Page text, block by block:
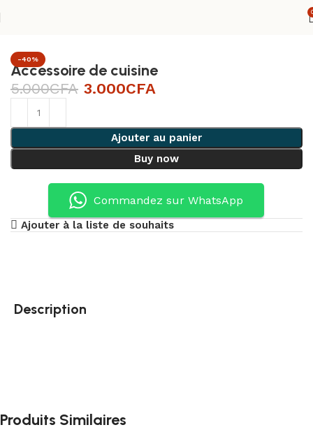
-40%
Accessoire de cuisine
5.000CFA 3.000CFA
Ajouter au panier
Buy now
Commandez sur WhatsApp
Ajouter à la liste de souhaits
Description
Produits Similaires